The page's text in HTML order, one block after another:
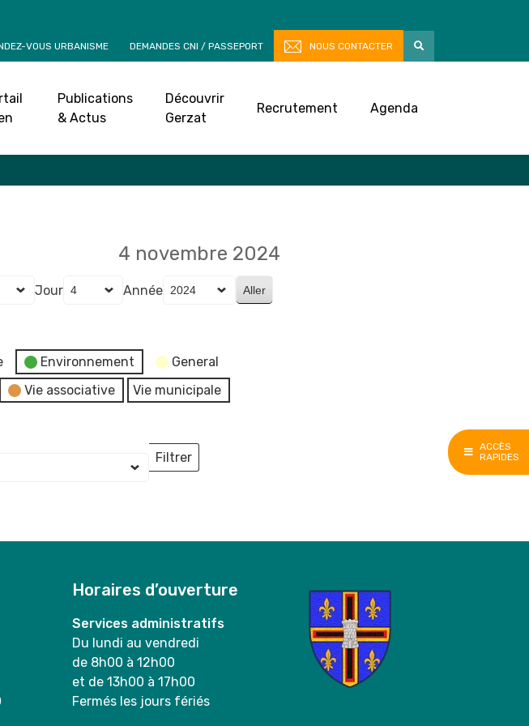
ACCÈS
RAPIDES
VOUS URBANISME DEMANDES CNI / PASSEPORT NOUS CONTACTER
Publications
& Actus
Découvrir
Gerzat
Recrutement Agenda
4 novembre 2024
Jour
Année
Environnement
General
Vie associative
Vie municipale
Filtrer
Lieux
Horaires d’ouverture
Services administratifs
Du lundi au vendredi
de 8h00 à 12h00
et de 13h00 à 17h00
Fermés les jours fériés